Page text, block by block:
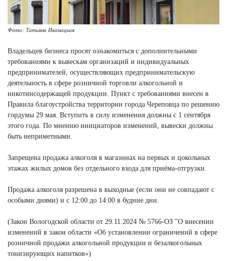
Фото: Татьяна Иваницкая
Владельцев бизнеса просят ознакомиться с дополнительными
требованиями к вывескам организаций и индивидуальных
предпринимателей, осуществляющих предпринимательскую
деятельность в сфере розничной торговли алкогольной и
никотинсодержащей продукции. Пункт с требованиями внесен в
Правила благоустройства территории города Череповца по решению
гордумы 29 мая. Вступить в силу изменения должны с 1 сентября
этого года. По мнению инициаторов изменений, вывески должны
быть неприметными.
Запрещена продажа алкоголя в магазинах на первых и цокольных
этажах жилых домов без отдельного входа для приёма-отгрузки.
Продажа алкоголя разрешена в выходные (если они не совпадают с
особыми днями) и с 12:00 до 14:00 в будние дни.
(Закон Вологодской области от 29.11.2024 № 5766-ОЗ "О внесении
изменений в закон области «Об установлении ограничений в сфере
розничной продажи алкогольной продукции и безалкогольных
тонизирующих напитков»)